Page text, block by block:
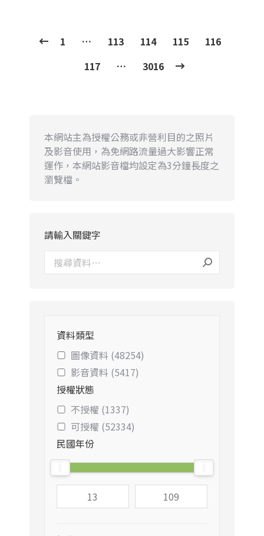
1 … 113 114 115
116
117
… 3016
本網站主為授權公務或非營利目的之照片
及影音使用，為免網路流量過大影響正常
運作，本網站影音檔均設定為3分鐘長度之
瀏覽檔。
請輸入關鍵字
資料類型
圖像資料 (48254)
影音資料 (5417)
授權狀態
不授權 (1337)
可授權 (52334)
民國年份